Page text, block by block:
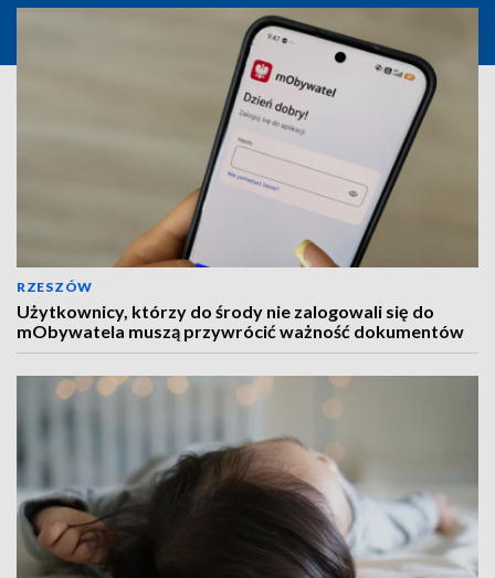
RZESZÓW
Użytkownicy, którzy do środy nie zalogowali się do
mObywatela muszą przywrócić ważność dokumentów